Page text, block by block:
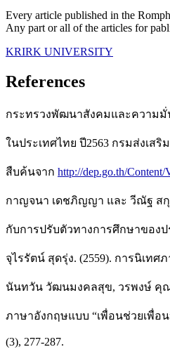
Every article published in the
Any part or all of the articles for
KRIRK UNIVERSITY
References
กระทรวงพัฒนาสังคมและความ
ในประเทศไทย ปี2563 กรมส่งเ
สืบค้นจาก http://dep.go.th/Content/
กาญจนา เดชภิญญา และ วีณัฐ สกุล
กับการปรับตัวทางการศึกษาของป
จุไรรัตน์ สุดรุ่ง. (2559). การนิเทศ
นันทวัน วัฒนมงคลสุข, วรพงษ์ คุ
ภาษาอังกฤษแบบ “เพื่อนช่วยเพื่อน
(3), 277-287.